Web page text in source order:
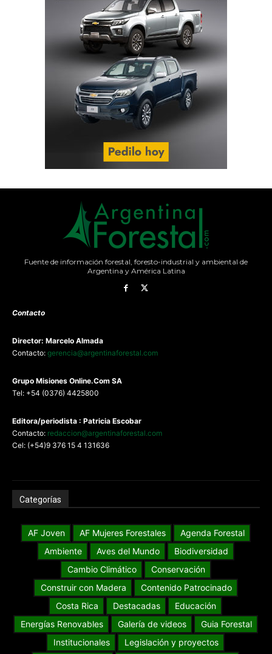
Fuente de información forestal, foresto-industrial y ambiental de
Argentina y América Latina
Contacto
Director: Marcelo Almada
Contacto: gerencia@argentinaforestal.com
Grupo Misiones Online.Com SA
Tel: +54 (0376) 4425800
Editora/periodista : Patricia Escobar
Contacto: redaccion@argentinaforestal.com
Cel: (+54)9 376 15 4 131636
Categorías
AF Joven AF Mujeres Forestales
Agenda Forestal
Ambiente
Aves del Mundo
Biodiversidad
Cambio Climático
Conservación
Construir con Madera
Contenido Patrocinado
Costa Rica
Destacadas
Educación
Energías Renovables
Galería de videos
Guia Forestal
Institucionales
Legislación y proyectos